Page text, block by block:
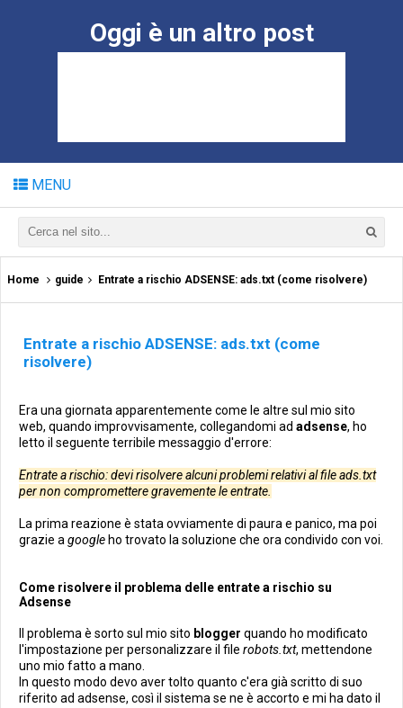
Oggi è un altro post
MENU
Home guide Entrate a rischio ADSENSE: ads.txt (come risolvere)
Entrate a rischio ADSENSE: ads.txt (come
risolvere)
Era una giornata apparentemente come le altre sul mio sito
web, quando improvvisamente, collegandomi ad adsense, ho
letto il seguente terribile messaggio d'errore:
Entrate a rischio: devi risolvere alcuni problemi relativi al file ads.txt
per non compromettere gravemente le entrate.
La prima reazione è stata ovviamente di paura e panico, ma poi
grazie a google ho trovato la soluzione che ora condivido con voi.
Come risolvere il problema delle entrate a rischio su
Adsense
Il problema è sorto sul mio sito blogger quando ho modificato
l'impostazione per personalizzare il file robots.txt, mettendone
uno mio fatto a mano.
In questo modo devo aver tolto quanto c'era già scritto di suo
riferito ad adsense, così il sistema se ne è accorto e mi ha dato il